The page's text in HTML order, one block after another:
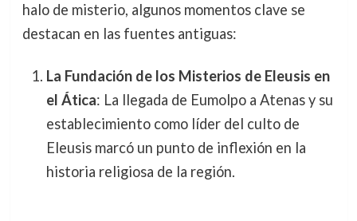
halo de misterio, algunos momentos clave se
destacan en las fuentes antiguas:
La Fundación de los Misterios de Eleusis en
el Ática: La llegada de Eumolpo a Atenas y su
establecimiento como líder del culto de
Eleusis marcó un punto de inflexión en la
historia religiosa de la región.